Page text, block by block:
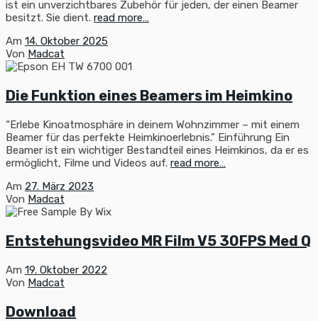
ist ein unverzichtbares Zubehör für jeden, der einen Beamer
besitzt. Sie dient. read more…
Am 14. Oktober 2025
Von Madcat
Die Funktion eines Beamers im Heimkino
“Erlebe Kinoatmosphäre in deinem Wohnzimmer – mit einem
Beamer für das perfekte Heimkinoerlebnis.” Einführung Ein
Beamer ist ein wichtiger Bestandteil eines Heimkinos, da er es
ermöglicht, Filme und Videos auf. read more…
Am 27. März 2023
Von Madcat
Entstehungsvideo MR Film V5 30FPS Med Q
Am 19. Oktober 2022
Von Madcat
Download